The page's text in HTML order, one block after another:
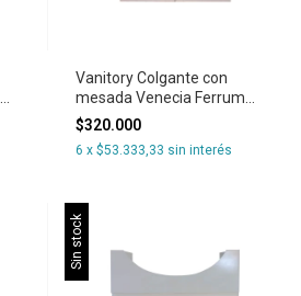
Vanitory Colgante con
mesada Venecia Ferrum
losa 48 puertas
$320.000
6 x $53.333,33 sin interés
Sin stock